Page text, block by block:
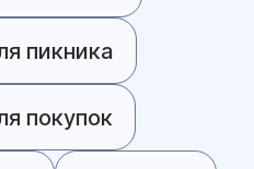
пикника
покупок